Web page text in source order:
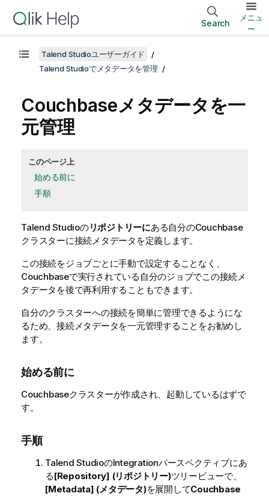
Search
メニュ
ー
Talend Studioユーザーガイド
Talend Studioでメタデータを管理
Couchbaseメタデータを一
元管理
このページ上
始める前に
手順
Talend Studioのリポジトリーにある自分のCouchbase
クラスターに接続メタデータを定義します。
この接続をジョブごとに手動で設定することなく、
Couchbaseで実行されている自分のジョブでこの接続メ
タデータを後で再利用することもできます。
自分のクラスターへの接続を簡単に管理できるようにな
るため、接続メタデータを一元管理することをお勧めし
ます。
始める前に
Couchbaseクラスターが作成され、起動しているはずで
す。
手順
Talend StudioのIntegrationパースペクティブにあ
る[Repository] (リポジトリー)ツリービューで、
[Metadata] (メタデータ)を展開してCouchbase